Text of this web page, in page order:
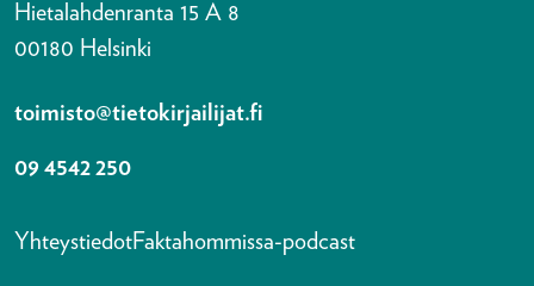
Hietalahdenranta 15 A 8
00180 Helsinki
toimisto@tietokirjailijat.fi
09 4542 250
YhteystiedotFaktahommissa-podcast